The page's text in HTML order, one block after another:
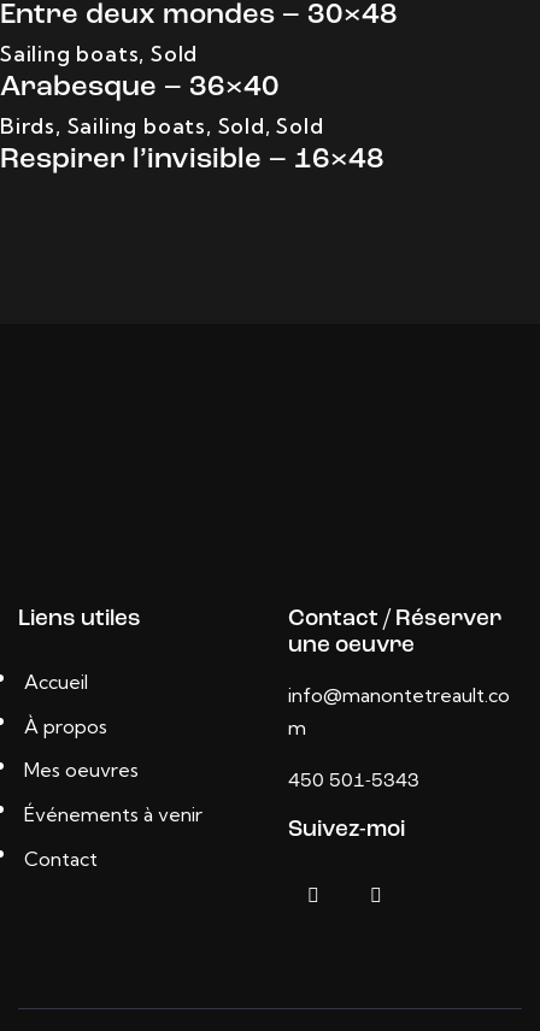
Entre deux mondes – 30×48
Sailing boats,Sold
Arabesque – 36×40
Birds, Sailing boats, Sold,Sold
Respirer l’invisible – 16×48
Liens utiles
Accueil
À propos
Mes oeuvres
Événements à venir
Contact
Contact / Réserver
une oeuvre
info@manontetreault.co
m
450 501-5343
Suivez-moi